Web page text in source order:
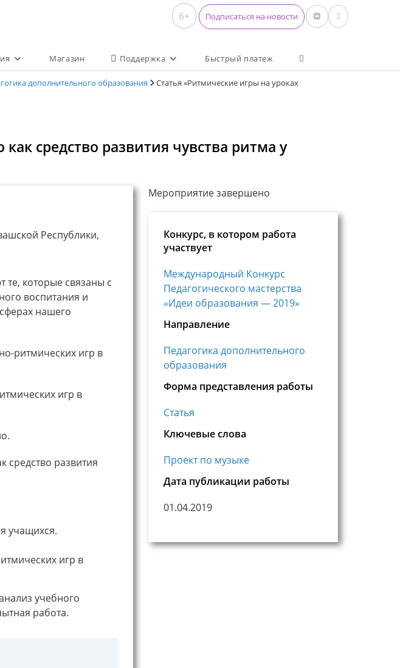
6+ Подписаться на новости
Магазин Поддержка Быстрый платеж Переключить поиск по
дополнительного образования
Статья «Ритмические игры на уроках
средство развития чувства ритма у
Республики,
которые связаны с
воспитания и
нашего
ритмических игр в
игр в
средство развития
учащихся.
игр в
учебного
работа.
Мероприятие завершено
Конкурс, в котором работа
участвует
Международный Конкурс
Педагогического мастерства
«Идеи образования — 2019»
Направление
Педагогика дополнительного
образования
Форма представления работы
Статья
Ключевые слова
Проект по музыке
Дата публикации работы
01.04.2019